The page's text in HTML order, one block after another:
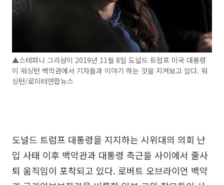
▲스테파니 그리샴이 2019년 11월 8일 도널드 트럼프 미국 대통령
이 워싱턴 백악관에서 기자들과 이야기 하는 것을 지켜보고 있다. 워
싱턴/로이터연합뉴스
도널드 트럼프 대통령을 지지하는 시위대의 의회 난
입 사태 이후 백악관과 대통령 측근들 사이에서 줄사
퇴 움직임이 포착되고 있다. 로버트 오브라이언 백악